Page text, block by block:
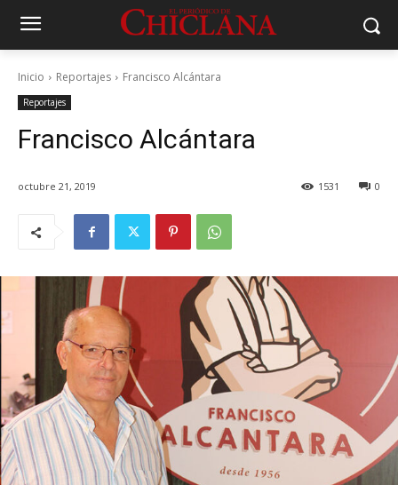
Inicio Reportajes Francisco Alcántara
Reportajes
Francisco Alcántara
octubre 21, 2019 0
1531